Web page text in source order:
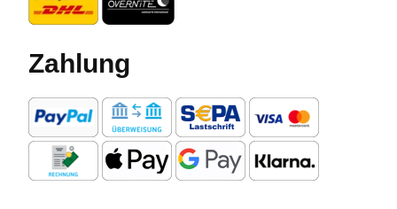
Zahlung